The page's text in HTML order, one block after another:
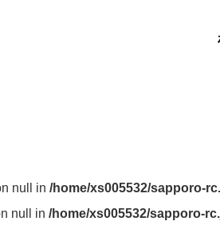
null in /home/xs005532/sapporo-
null in /home/xs005532/sapporo-